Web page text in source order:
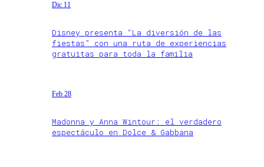
Dic 11
Disney presenta “La diversión de las
fiestas” con una ruta de experiencias
gratuitas para toda la familia
Feb 28
Madonna y Anna Wintour: el verdadero
espectáculo en Dolce & Gabbana